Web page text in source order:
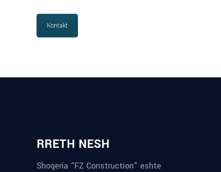
Kontakt
RRETH NESH
Shoqeria “FZ Construction” eshte